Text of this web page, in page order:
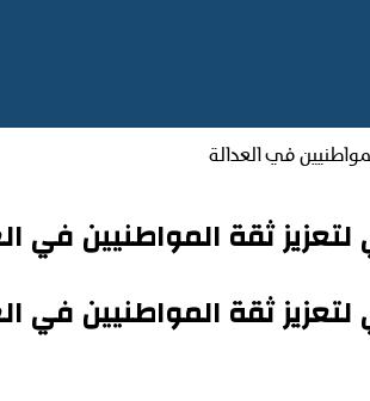
في العدالة
ثقة المواطنيين في
ثقة المواطنيين في